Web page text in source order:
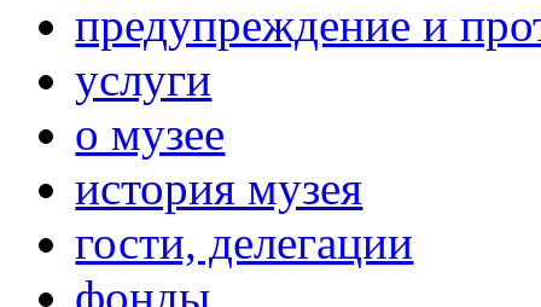
предупреждение и
услуги
о музее
история музея
гости, делегации
фонды